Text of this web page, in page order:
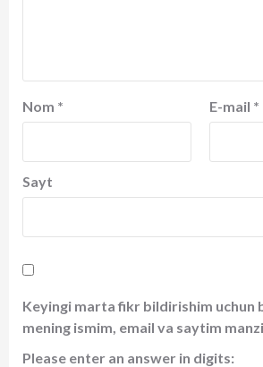
Nom * E-mail *
Sayt
Keyingi marta fikr bildirishim uchun
mening ismim, email va saytim
Please enter an answer in digits: